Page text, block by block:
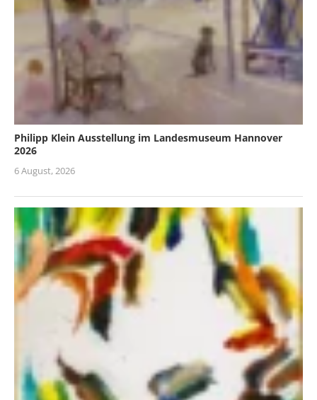
Philipp Klein Ausstellung im Landesmuseum Hannover
2026
6 August, 2026